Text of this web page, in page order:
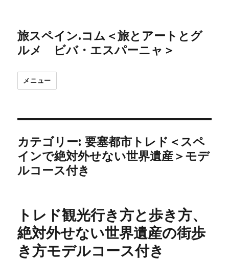
旅スペイン.コム＜旅とアートとグ
ルメ ビバ・エスパーニャ＞
メニュー
カテゴリー:要塞都市トレド＜スペ
インで絶対外せない世界遺産＞モデ
ルコース付き
トレド観光行き方と歩き方、
絶対外せない世界遺産の街歩
き方モデルコース付き